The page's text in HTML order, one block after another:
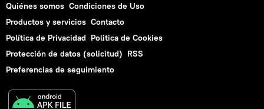
Quiénes somos Condiciones de Uso
Productos y servicios Contacto
Política de Privacidad Politica de Cookies
Protección de datos (solicitud) RSS
Preferencias de seguimiento